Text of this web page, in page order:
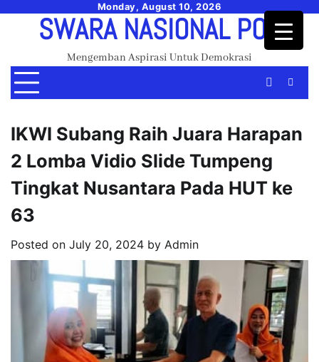
Monday, August 10, 2026
SWARA NASIONAL POS
Mengemban Aspirasi Untuk Demokrasi
IKWI Subang Raih Juara Harapan
2 Lomba Vidio Slide Tumpeng
Tingkat Nusantara Pada HUT ke
63
Posted on July 20, 2024 by Admin